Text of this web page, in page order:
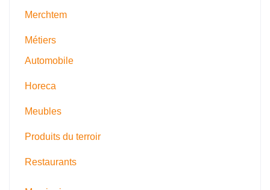
Merchtem
Métiers
Automobile
Horeca
Meubles
Produits du terroir
Restaurants